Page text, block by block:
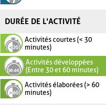
DURÉE DE L'ACTIVITÉ
Activités courtes (< 30
minutes)
Activités développées
(Entre 30 et 60 minutes)
Activités élaborées (> 60
minutes)